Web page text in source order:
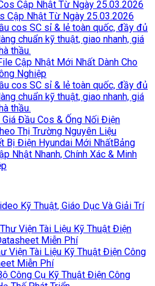
Cập Nhật Từ Ngày 25.03.2026
Cập Nhật Mới Nhất Dành Cho
Nghiệp
Đầu Cos & Ống Nối Điện
Thị Trường Nguyên Liệu
Bảng
Nhật Nhanh, Chính Xác & Minh
Kỹ Thuật, Giáo Dục Và Giải Trí
Viện Tài Liệu Kỹ Thuật Điện Công
Miễn Phí